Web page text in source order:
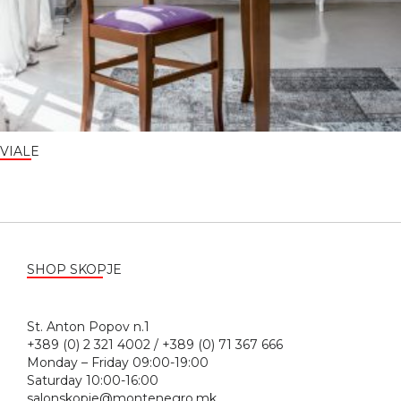
VIALE
SHOP SKOPJE
St. Anton Popov n.1
+389 (0) 2 321 4002 / +389 (0) 71 367 666
Monday – Friday 09:00-19:00
Saturday 10:00-16:00